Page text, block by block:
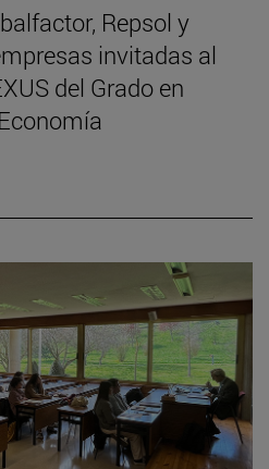
Repsol y
invitadas al
del Grado en